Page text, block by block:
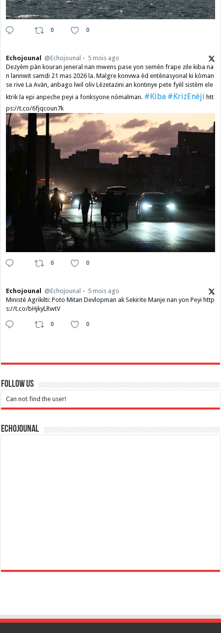
0 0
Echojounal @Echojounal
5 mois ago
Dezyèm pàn kouran jeneral nan mwens pase yon semèn frape zile kiba na
n lannwit samdi 21 mas 2026 la. Malgre konvwa èd entènasyonal ki kòman
se rive La Avàn, anbago lwil oliv Lèzetazini an kontinye pete fyèl sistèm ele
ktrik la epi anpeche peyi a fonksyone nòmalman. #Kiba #KrizEnèji htt
ps://t.co/6fjqcoun7k
0 0
Echojounal @Echojounal
5 mois ago
Ministè Agrikilti: Poto Mitan Devlopman ak Sekirite Manje nan yon Peyi http
s://t.co/bHjkyLRwtV
0 0
Follow Us
Can not find the user!
Echojounal